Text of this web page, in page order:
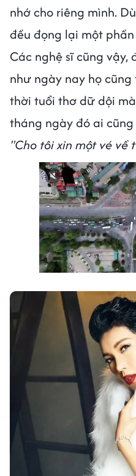
nhớ cho riêng mình.
đều đọng lại một
Các nghệ sĩ cũng
như ngày nay họ
thời tuổi thơ dữ dội
tháng ngày đó ai
"Cho tôi xin một vé về